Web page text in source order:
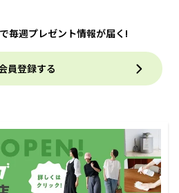
毎週プレゼント情報が届く!
員登録する